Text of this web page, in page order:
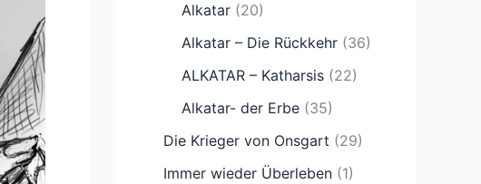
Alkatar (20)
Alkatar – Die Rückkehr (36)
ALKATAR – Katharsis (22)
Alkatar- der Erbe (35)
Die Krieger von Onsgart (29)
Immer wieder Überleben (1)